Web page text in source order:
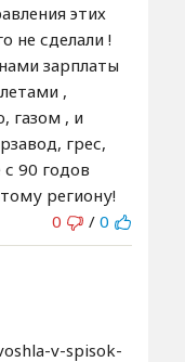
этих
не сделали !
зарплаты
,
газом , и
грес,
90 годов
региону!
0
/ 0
v-spisok-